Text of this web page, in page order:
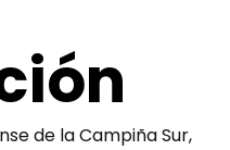
de la Campiña Sur,